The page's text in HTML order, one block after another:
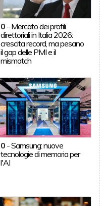
0 - Mercato dei profili
direttoriali in Italia 2026:
crescita record, ma pesano
il gap delle PMI e il
mismatch
0 -Samsung: nuove
tecnologie di memoria per
l'AI